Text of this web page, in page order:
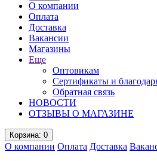
О компании
Оплата
Доставка
Вакансии
Магазины
Еще
Оптовикам
Сертификаты и
Обратная связь
НОВОСТИ
ОТЗЫВЫ О МАГАЗИНЕ
Корзина: 0
О компании Оплата Доставка